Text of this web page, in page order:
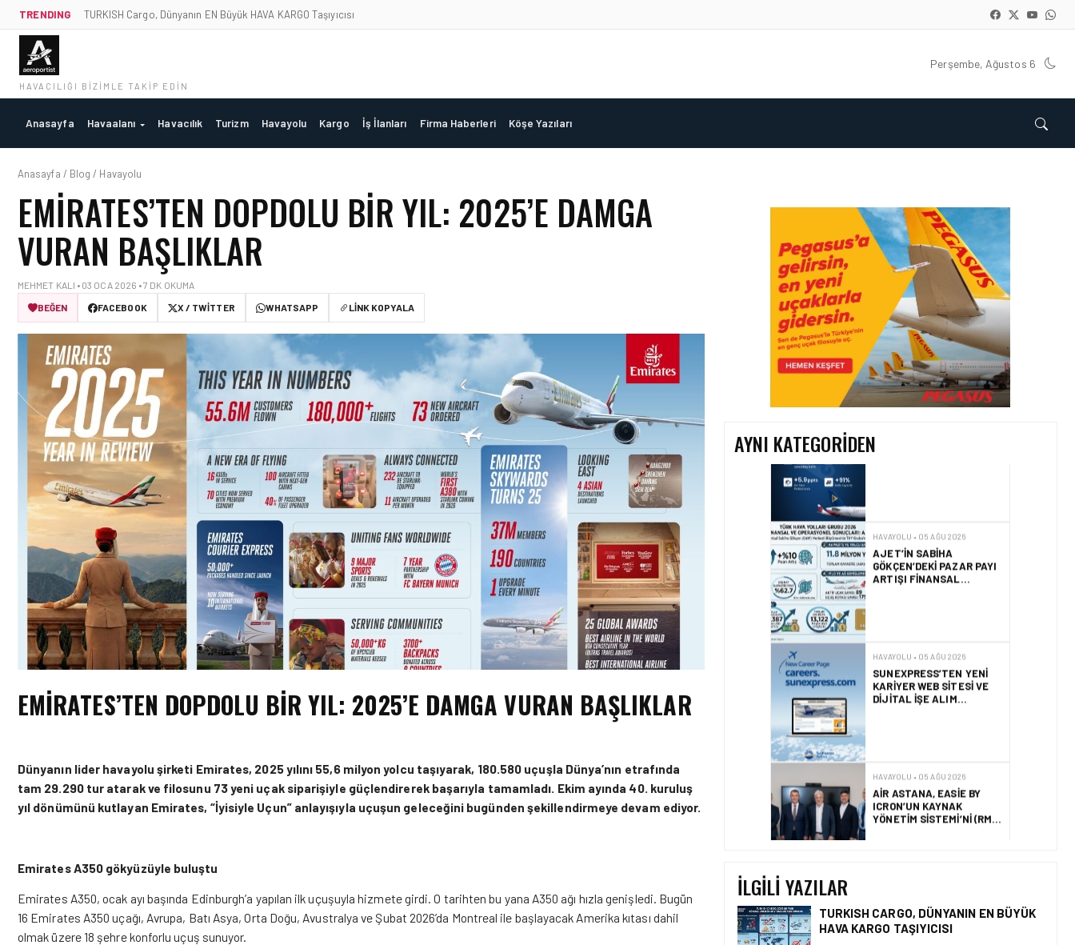
TRENDING TURKISH Cargo, Dünyanın EN Büyük HAVA KARGO Taşıyıcısı
HAVACILIĞI BIZIMLE TAKIP EDIN
Perşembe, Ağustos 6
Anasayfa Havaalanı Havacılık Turizm Havayolu Kargo İş İlanları Firma Haberleri Köşe Yazıları
Anasayfa / Blog / Havayolu
EMIRATES’TEN DOPDOLU BIR YIL: 2025’E DAMGA
VURAN BAŞLIKLAR
MEHMET KALI • 03 OCA 2026 • 7 DK OKUMA
BEĞEN
FACEBOOK X / TWITTER WHATSAPP LINK KOPYALA
EMIRATES’TEN DOPDOLU BIR YIL: 2025’E DAMGA VURAN BAŞLIKLAR
Dünyanın lider havayolu şirketi Emirates, 2025 yılını 55,6 milyon yolcu taşıyarak, 180.580 uçuşla Dünya’nın etrafında
tam 29.290 tur atarak ve filosunu 73 yeni uçak siparişiyle güçlendirerek başarıyla tamamladı. Ekim ayında 40. kuruluş
yıl dönümünü kutlayan Emirates, “İyisiyle Uçun” anlayışıyla uçuşun geleceğini bugünden şekillendirmeye devam ediyor.
Emirates A350 gökyüzüyle buluştu
Emirates A350, ocak ayı başında Edinburgh’a yapılan ilk uçuşuyla hizmete girdi. O tarihten bu yana A350 ağı hızla genişledi. Bugün
16 Emirates A350 uçağı, Avrupa, Batı Asya, Orta Doğu, Avustralya ve Şubat 2026’da Montreal ile başlayacak Amerika kıtası dahil
olmak üzere 18 şehre konforlu uçuş sunuyor.
AYNI KATEGORIDEN
HAVAYOLU • 05 AĞU 2026
CORENDON’DAN YAKIT
VERIMLILIĞI VE
SÜRDÜRÜLEBILIRLIK IÇIN
İŞ BIRLIĞI!
HAVAYOLU • 05 AĞU 2026
AIR ASTANA’DAN 2026
YILI İLK YARI FINANSAL
VE OPERASYONEL
SONUÇLARI!
HAVAYOLU • 05 AĞU 2026
HAVAYOLU • 05 AĞU 2026
HAVAYOLU • 30 TEM 2026
İLGILI YAZILAR
TURKISH CARGO, DÜNYANIN EN BÜYÜK
HAVA KARGO TAŞIYICISI